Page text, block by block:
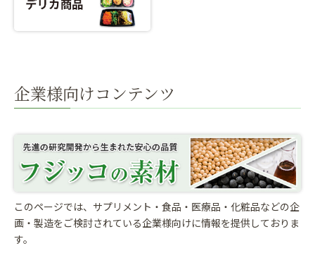
企業様向けコンテンツ
このページでは、サプリメント・食品・医療品・化粧品などの企
画・製造をご検討されている企業様向けに情報を提供しておりま
す。